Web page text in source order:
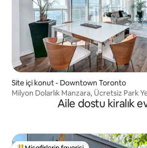
Site içi konut - Downtown Toronto
Milyon Dolarlık Manzara, Ücretsiz Park
İnternet BağlantısıAile dostu kiralık